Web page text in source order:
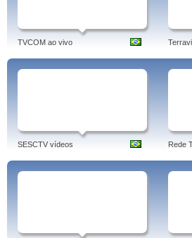
TVCOM ao vivo
SESCTV vídeos Rede